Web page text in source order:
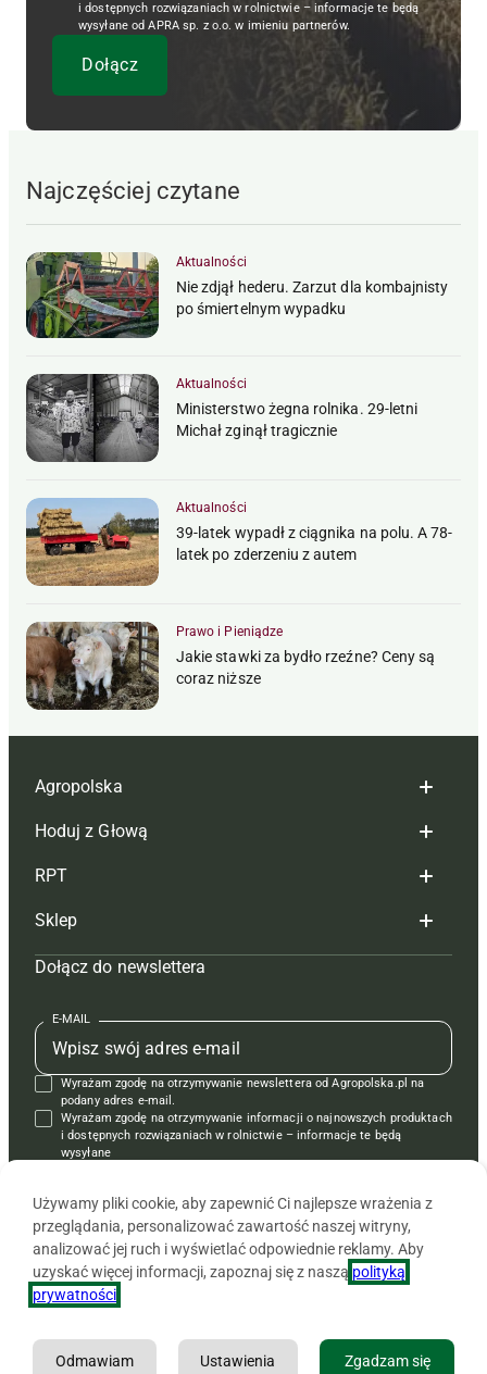
i dostępnych rozwiązaniach w rolnictwie – informacje te będą
wysyłane od APRA sp. z o.o. w imieniu partnerów.
Najczęściej czytane
Aktualności
Nie zdjął hederu. Zarzut dla kombajnisty
po śmiertelnym wypadku
Aktualności
Ministerstwo żegna rolnika. 29-letni
Michał zginął tragicznie
Aktualności
39-latek wypadł z ciągnika na polu. A 78-
latek po zderzeniu z autem
Prawo i Pieniądze
Jakie stawki za bydło rzeźne? Ceny są
coraz niższe
Agropolska
Redakcja
Reklama
Tagi
Mapa serwisu
Kontakt
Regulamin
Polityka prywatności
Hoduj z Głową
Hoduj z głową bydło
Hoduj z głową świnie
Prenumerata
Redakcja
Kontakt
Reklama
RPT
Redakcja
Prenumerata
Reklama
Kontakt
Krzyżówki
Sklep
Czasopisma i prenumerata
Książki
Regulamin
Dołącz do newslettera
E-MAIL
Wyrażam zgodę na otrzymywanie newslettera od Agropolska.pl na
podany adres e-mail.
Wyrażam zgodę na otrzymywanie informacji o najnowszych produktach
i dostępnych rozwiązaniach w rolnictwie – informacje te będą
wysyłane
Copyright © 2026 Agencja Promocji Rolnictwa i Agrobiznesu APRA
Używamy pliki cookie, aby zapewnić Ci najlepsze wrażenia z
przeglądania, personalizować zawartość naszej witryny,
analizować jej ruch i wyświetlać odpowiednie reklamy. Aby
uzyskać więcej informacji, zapoznaj się z naszą polityką
prywatności
Zgadzam się
Ustawienia
Odmawiam